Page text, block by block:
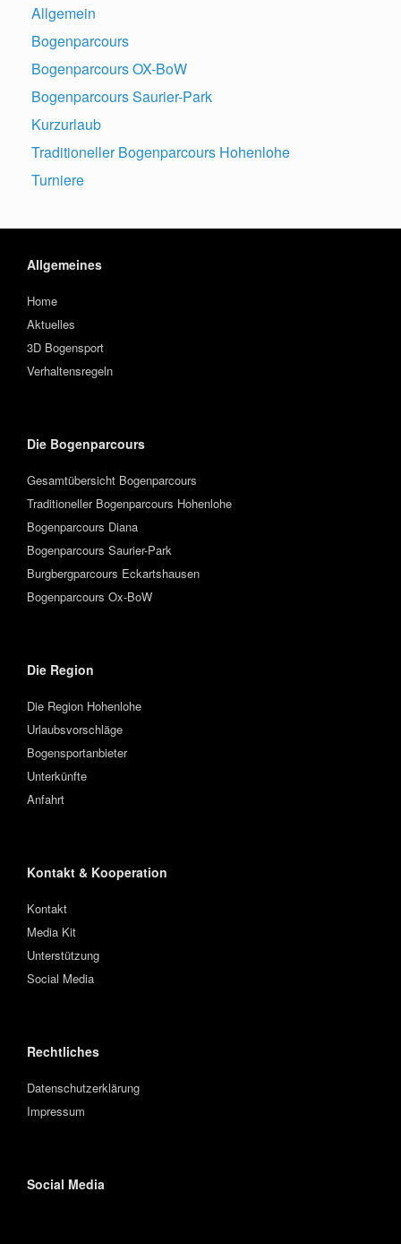
Allgemein
Bogenparcours
Bogenparcours OX-BoW
Bogenparcours Saurier-Park
Kurzurlaub
Traditioneller Bogenparcours Hohenlohe
Turniere
Allgemeines
Home
Aktuelles
3D Bogensport
Verhaltensregeln
Die Bogenparcours
Gesamtübersicht Bogenparcours
Traditioneller Bogenparcours Hohenlohe
Bogenparcours Diana
Bogenparcours Saurier-Park
Burgbergparcours Eckartshausen
Bogenparcours Ox-BoW
Die Region
Die Region Hohenlohe
Urlaubsvorschläge
Bogensportanbieter
Unterkünfte
Anfahrt
Kontakt & Kooperation
Kontakt
Media Kit
Unterstützung
Social Media
Rechtliches
Datenschutzerklärung
Impressum
Social Media